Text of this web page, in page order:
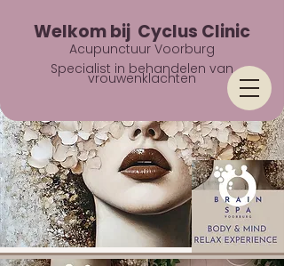
Welkom bij Cyclus Clinic
Acupunctuur Voorburg
Specialist in behandelen van
vrouwenklachten